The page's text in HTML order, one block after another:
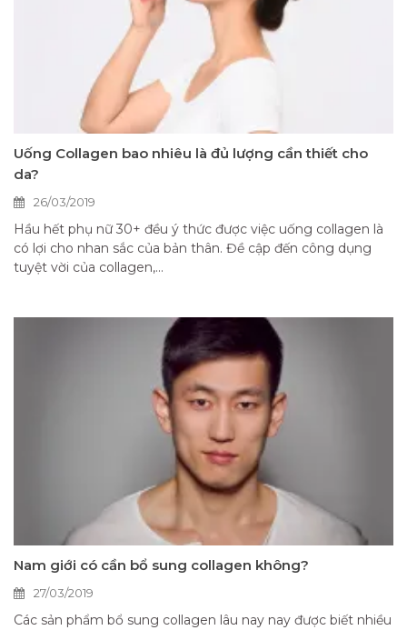
Uống Collagen bao nhiêu là đủ lượng cần thiết cho
da?
26/03/2019
Hầu hết phụ nữ 30+ đều ý thức được việc uống collagen là
có lợi cho nhan sắc của bản thân. Đề cập đến công dụng
tuyệt vời của collagen,...
Nam giới có cần bổ sung collagen không?
27/03/2019
Các sản phẩm bổ sung collagen lâu nay nay được biết nhiều